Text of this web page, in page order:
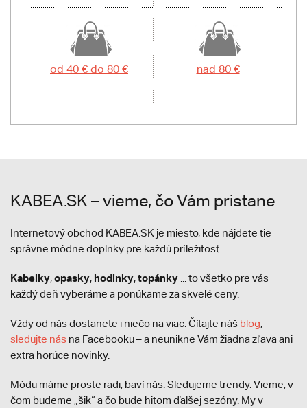
od 40 € do 80 € nad 80 €
KABEA.SK – vieme, čo Vám pristane
Internetový obchod KABEA.SK je miesto, kde nájdete tie
správne módne doplnky pre každú príležitosť.
Kabelky,opasky, hodinky,topánky ... to všetko pre vás
každý deň vyberáme a ponúkame za skvelé ceny.
Vždy od nás dostanete i niečo na viac. Čítajte náš blog,
sledujte nás na Facebooku – a neunikne Vám žiadna zľava ani
extra horúce novinky.
Módu máme proste radi, baví nás. Sledujeme trendy. Vieme, v
čom budeme „šik“ a čo bude hitom ďalšej sezóny. My v